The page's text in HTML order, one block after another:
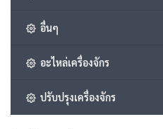
อื่นๆ
อะไหล่เครื่องจักร
ปรับปรุงเครื่องจักร